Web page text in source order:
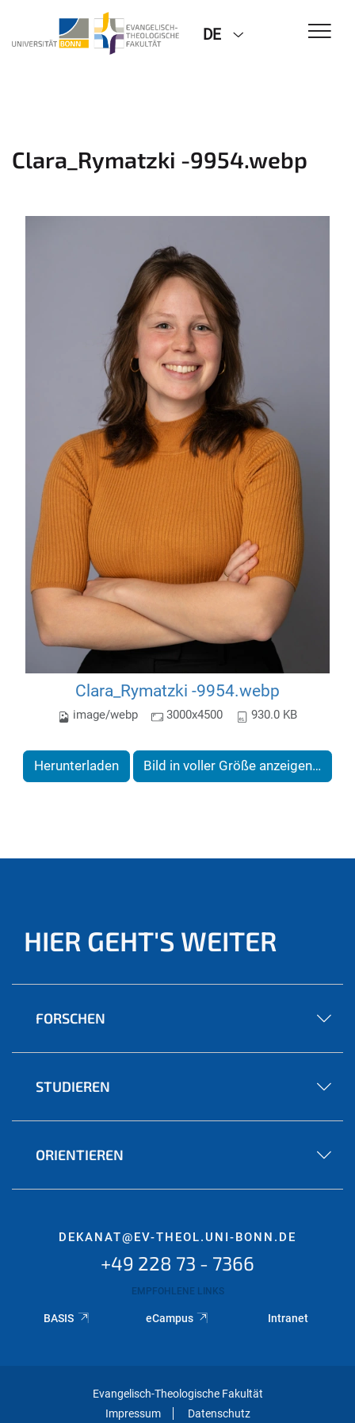
DE
Clara_Rymatzki -9954.webp
Clara_Rymatzki -9954.webp
image/webp 3000x4500 930.0 KB
Herunterladen Bild in voller Größe anzeigen…
HIER GEHT'S WEITER
FORSCHEN
STUDIEREN
ORIENTIEREN
DEKANAT@EV-THEOL.UNI-BONN.DE
+49 228 73 - 7366
EMPFOHLENE LINKS
BASIS eCampus Intranet
Evangelisch-Theologische Fakultät
Impressum
Datenschutz